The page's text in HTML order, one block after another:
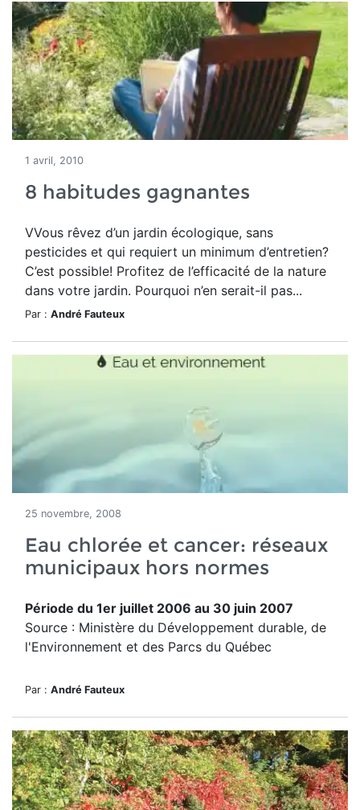
1 avril, 2010
8 habitudes gagnantes
VVous rêvez d’un jardin écologique, sans
pesticides et qui requiert un minimum d’entretien?
C’est possible! Profitez de l’efficacité de la nature
dans votre jardin. Pourquoi n’en serait-il pas...
Par : André Fauteux
25 novembre, 2008
Eau chlorée et cancer: réseaux
municipaux hors normes
Période du 1er juillet 2006 au 30 juin 2007
Source : Ministère du Développement durable, de
l'Environnement et des Parcs du Québec
Par : André Fauteux